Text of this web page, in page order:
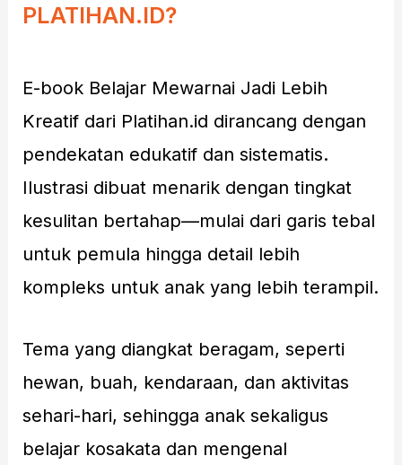
PLATIHAN.ID?
E-book Belajar Mewarnai Jadi Lebih
Kreatif dari Platihan.id dirancang dengan
pendekatan edukatif dan sistematis.
Ilustrasi dibuat menarik dengan tingkat
kesulitan bertahap—mulai dari garis tebal
untuk pemula hingga detail lebih
kompleks untuk anak yang lebih terampil.
Tema yang diangkat beragam, seperti
hewan, buah, kendaraan, dan aktivitas
sehari-hari, sehingga anak sekaligus
belajar kosakata dan mengenal